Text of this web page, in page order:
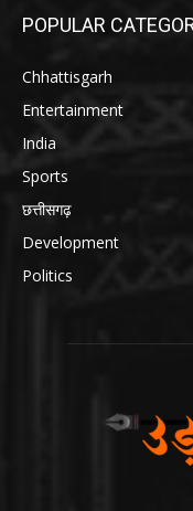
POPULAR
Chhattisgarh
Entertainment
India
Sports
छत्तीसगढ़
Development
Politics